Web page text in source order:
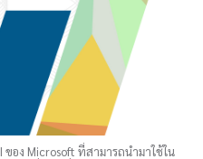
ของ Microsoft ที่สามารถนำมาใช้ใน